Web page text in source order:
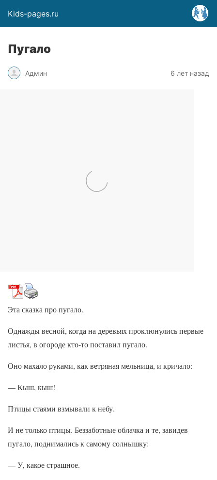
Kids-pages.ru
Пугало
Админ 6 лет назад
Эта сказка про пугало.
Однажды весной, когда на деревьях проклюнулись первые
листья, в огороде кто-то поставил пугало.
Оно махало руками, как ветряная мельница, и кричало:
— Кыш, кыш!
Птицы стаями взмывали к небу.
И не только птицы. Беззаботные облачка и те, завидев
пугало, поднимались к самому солнышку:
— У, какое страшное.